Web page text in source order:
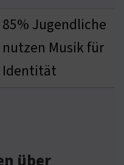
85% Jugendliche
nutzen Musik für
Identität